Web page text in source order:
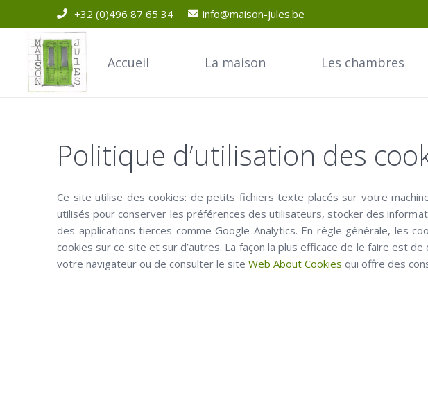
+32 (0)496 87 65 34 info@maison-jules.be
Accueil La maison Les chambres
Politique d’utilisation des
Ce site utilise des cookies: de petits fichiers texte placés sur votre
utilisés pour conserver les préférences des utilisateurs, stocker des
des applications tierces comme Google Analytics. En règle générale, les
cookies sur ce site et sur d’autres. La façon la plus efficace de le faire est
votre navigateur ou de consulter le site Web About Cookies qui offre des